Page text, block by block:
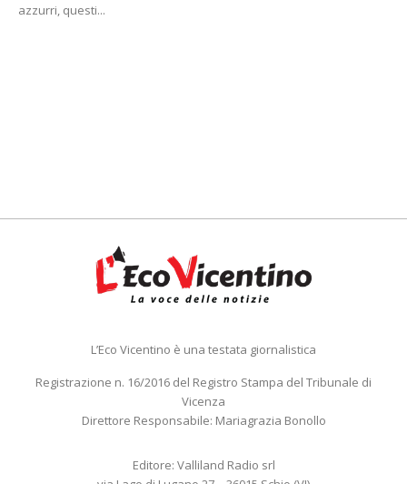
azzurri, questi...
L’Eco Vicentino è una testata giornalistica
Registrazione n. 16/2016 del Registro Stampa del Tribunale di
Vicenza
Direttore Responsabile: Mariagrazia Bonollo
Editore: Valliland Radio srl